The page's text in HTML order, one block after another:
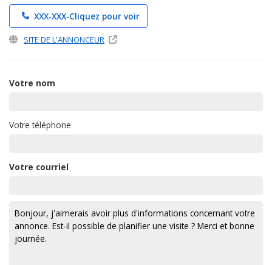
XXX-XXX-Cliquez pour voir
SITE DE L'ANNONCEUR
Votre nom
Votre téléphone
Votre courriel